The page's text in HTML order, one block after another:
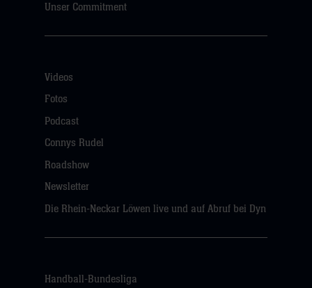
Unser Commitment
Videos
Fotos
Podcast
Connys Rudel
Roadshow
Newsletter
Die Rhein-Neckar Löwen live und auf Abruf bei Dyn
Handball-Bundesliga